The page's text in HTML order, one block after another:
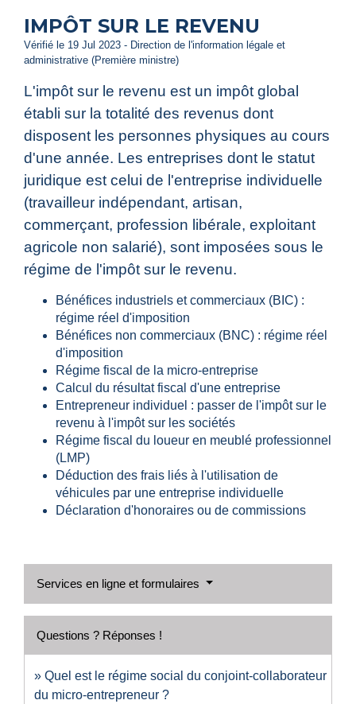
IMPÔT SUR LE REVENU
Vérifié le 19 Jul 2023 - Direction de l'information légale et
administrative (Première ministre)
L'impôt sur le revenu est un impôt global
établi sur la totalité des revenus dont
disposent les personnes physiques au cours
d'une année. Les entreprises dont le statut
juridique est celui de l'entreprise individuelle
(travailleur indépendant, artisan,
commerçant, profession libérale, exploitant
agricole non salarié), sont imposées sous le
régime de l'impôt sur le revenu.
Bénéfices industriels et commerciaux (BIC) :
régime réel d'imposition
Bénéfices non commerciaux (BNC) : régime réel
d'imposition
Régime fiscal de la micro-entreprise
Calcul du résultat fiscal d'une entreprise
Entrepreneur individuel : passer de l'impôt sur le
revenu à l'impôt sur les sociétés
Régime fiscal du loueur en meublé professionnel
(LMP)
Déduction des frais liés à l'utilisation de
véhicules par une entreprise individuelle
Déclaration d'honoraires ou de commissions
Services en ligne et formulaires
Questions ? Réponses !
Quel est le régime social du conjoint-collaborateur
du micro-entrepreneur ?